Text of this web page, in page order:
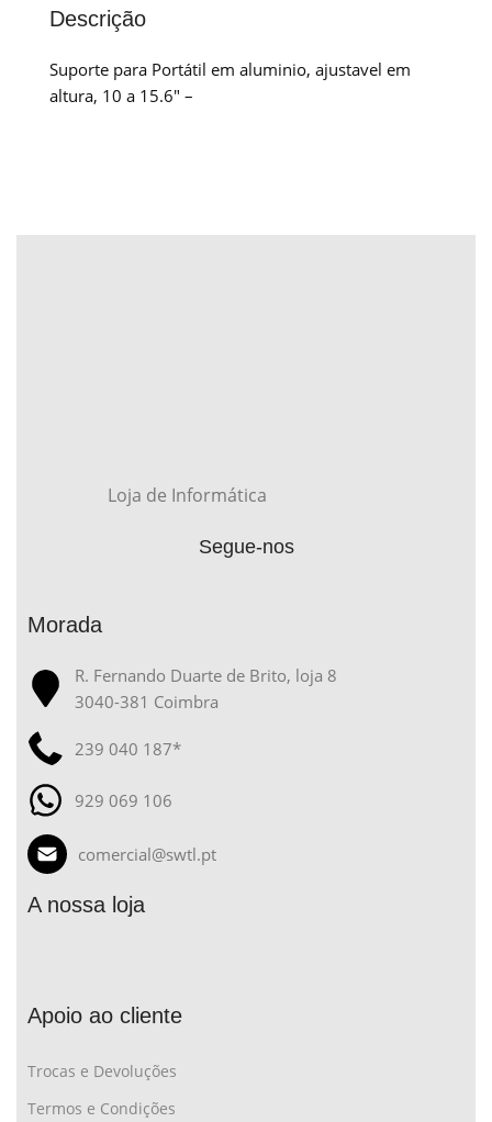
Descrição
Suporte para Portátil em aluminio, ajustavel em
altura, 10 a 15.6″ –
Loja de Informática
Segue-nos
Morada
R. Fernando Duarte de Brito, loja 8
3040-381 Coimbra
239 040 187*
929 069 106
comercial@swtl.pt
A nossa loja
Apoio ao cliente
Trocas e Devoluções
Termos e Condições